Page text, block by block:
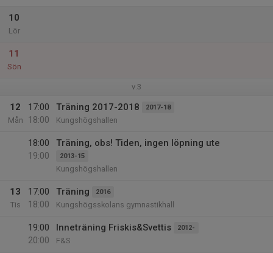
10
Lör
11
Sön
v.3
12
Mån
17:00
18:00
Träning 2017-2018 2017-18
Kungshögshallen
18:00
19:00
Träning, obs! Tiden, ingen löpning ute
2013-15
Kungshögshallen
13
Tis
17:00
18:00
Träning 2016
Kungshögsskolans gymnastikhall
19:00
20:00
Inneträning Friskis&Svettis 2012-
F&S